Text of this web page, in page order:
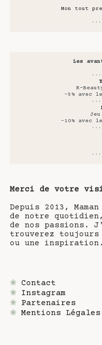
Mon tout
Les
K-
-5% avec le
-10% avec le
Merci de votre
Depuis 2013,
de notre
de nos passions.
trouverez
ou une inspiration.
❀ Contact
❀ Instagram
❀ Partenaires
❀ Mentions Légales